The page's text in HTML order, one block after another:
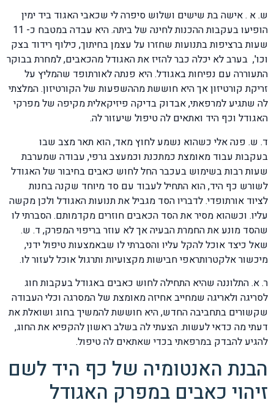
ש. א . אישה בת שישים ושלוש סיפרה לי שכאבי האגוד ביד ימין
הופיעו בעקבות ההכנות לחינה של ביתה. היא עבדה במטבח כ- 11
שעות ברציפות בתנועות שחזרו על עצמן בחיתוך, כילוף רידוד בצק
וכו', בערב לא יכלה כבר להזיז את האגודל מהכאבים, למחרת בבוקר
התעוררה עם נפיחות באגודל. היא פנתה לאורתופד שהמליץ על
זריקת קורטיזון אך היא חוששת מההשפעות של הקורטיזון. המלצתי
לה שתגיע למרפאתי, אבדוק בדיקה פיזיקאלית מקיפה של מפרקי
האגודל וכף היד ואתאים לה טיפול שיעזור לה.
ד. ש. פנה אלי כשהוא נשמע לחוץ מאד, הוא תאר מצב שבו
בעקבות עבוד מאומצת כמתכנת וכמעצב גרפי, עבודה שמערבת
שעות רבות בשימוש בעכבר החל לחוש כאבים בחיבור של האגודל
לשורש כף היד, הוא התחיל לעבוד עם סד מיוחד שקנה בחנות
לציוד אורתופדי. לדבריו הסד מגביל את תנועות האגודל ולכן מקשה
עליו. וכשהוא מסיר את הסד הכאבים חוזרים מקדמותם. הסברתי לו
שהסד מונע את החמרת הבעיה אך לא עוזר בריפוי המפרק, ד. ש.
שאל כיצד אוכל להקל עליו והסברתי לו שבאמצעות טיפול ידני,
מיכשור אלקטרותראפי חבישות מקצועיות ותרגול אוכל לעזור לו.
ר. א. התלוננה שהיא התחילה לחוש כאבים באגודל בעקבות חוג
לסריגה ולאריגה שמחייב אחיזה מאומצת של המסרגה וכלי העבודה
שקשורים בתחביבה החדש, היא חוששת להמשיך בחוג ושואלת את
דעתי מה כדאי לעשות. הצעתי לה בשלב ראשון להקפיא את החוג,
להגיע להבדק במרפאתי בכדי שאתאים לה טיפול.
הבנת האנטומיה של כף היד לשם
זיהוי כאבים במפרק האגודל